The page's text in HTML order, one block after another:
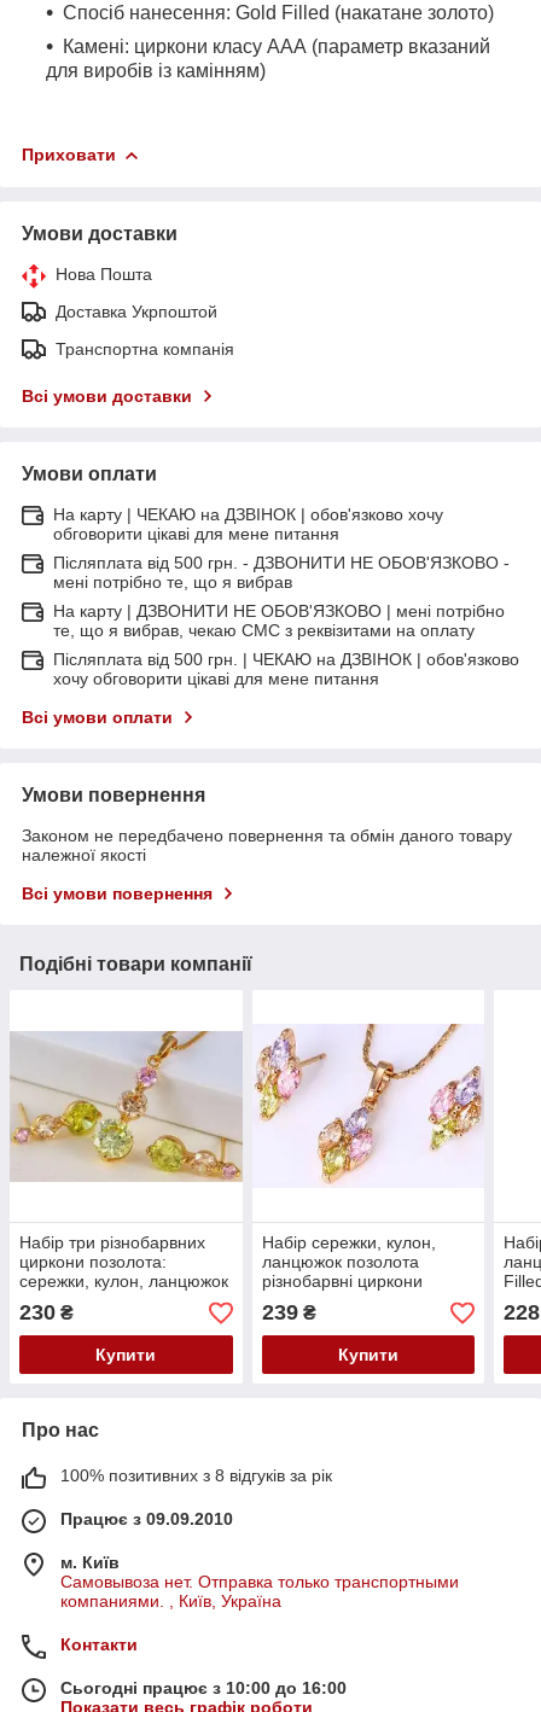
Спосіб нанесення: Gold Filled (накатане золото)
Камені: циркони класу ААА (параметр вказаний
для виробів із камінням)
Приховати
Умови доставки
Нова Пошта
Доставка Укрпоштой
Транспортна компанія
Всі умови доставки
Умови оплати
На карту | ЧЕКАЮ на ДЗВІНОК | обов'язково хочу
обговорити цікаві для мене питання
Післяплата від 500 грн. - ДЗВОНИТИ НЕ ОБОВ'ЯЗКОВО -
мені потрібно те, що я вибрав
На карту | ДЗВОНИТИ НЕ ОБОВ'ЯЗКОВО | мені потрібно
те, що я вибрав, чекаю СМС з реквізитами на оплату
Післяплата від 500 грн. | ЧЕКАЮ на ДЗВІНОК | обов'язково
хочу обговорити цікаві для мене питання
Всі умови оплати
Умови повернення
Законом не передбачено повернення та обмін даного товару
належної якості
Всі умови повернення
Подібні товари компанії
Набір три різнобарвних
циркони позолота:
сережки, кулон, ланцюжок
(GF432
230 ₴
Купити
Набір сережки, кулон,
ланцюжок позолота
різнобарвні циркони
(GF710
239₴
Купити
228
Про нас
100% позитивних з 8 відгуків за рік
Працює з 09.09.2010
м. Київ
Самовывоза нет. Отправка только транспортными
компаниями. , Київ, Україна
Контакти
Сьогодні працює з 10:00 до 16:00
Показати весь графік роботи